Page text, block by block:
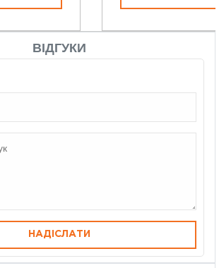
ВІДГУКИ
НАДІСЛАТИ